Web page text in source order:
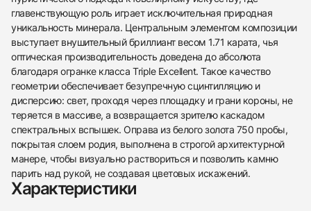
438
285
145
142
205
204
195
150
6
главенствующую роль играет исключительная природная
уникальность минерала. Центральным элементом композиции
выступает внушительный бриллиант весом 1.71 карата, чья
оптическая производительность доведена до абсолюта
благодаря огранке класса Triple Excellent. Такое качество
геометрии обеспечивает безупречную сцинтилляцию и
дисперсию: свет, проходя через площадку и грани короны, не
теряется в массиве, а возвращается зрителю каскадом
спектральных вспышек. Оправа из белого золота 750 пробы,
покрытая слоем родия, выполнена в строгой архитектурной
манере, чтобы визуально раствориться и позволить камню
парить над рукой, не создавая цветовых искажений.
Характеристики